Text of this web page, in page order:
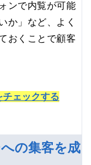
ンで内覧が可能
か」など、よく
おくことで顧客
チェックする
の集客を成